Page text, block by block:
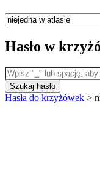
Hasło w
Szukaj hasło
Hasła do krzyżówek >